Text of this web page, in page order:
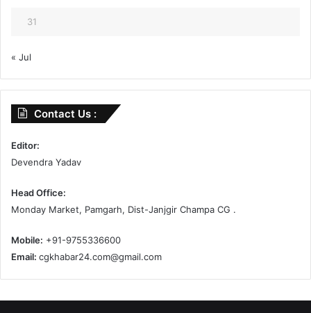
31
« Jul
Contact Us :
Editor:
Devendra Yadav
Head Office:
Monday Market, Pamgarh, Dist-Janjgir Champa CG .
Mobile: +91-9755336600
Email: cgkhabar24.com@gmail.com